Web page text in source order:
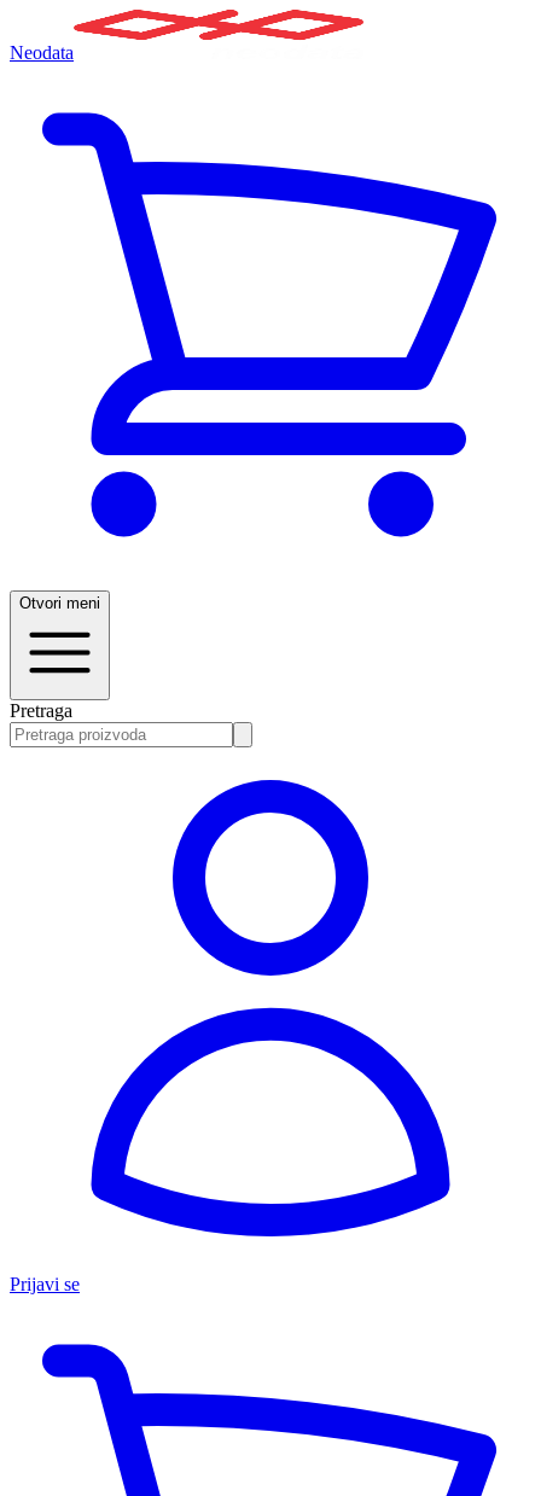
Neodata
Otvori meni
Pretraga
Prijavi se